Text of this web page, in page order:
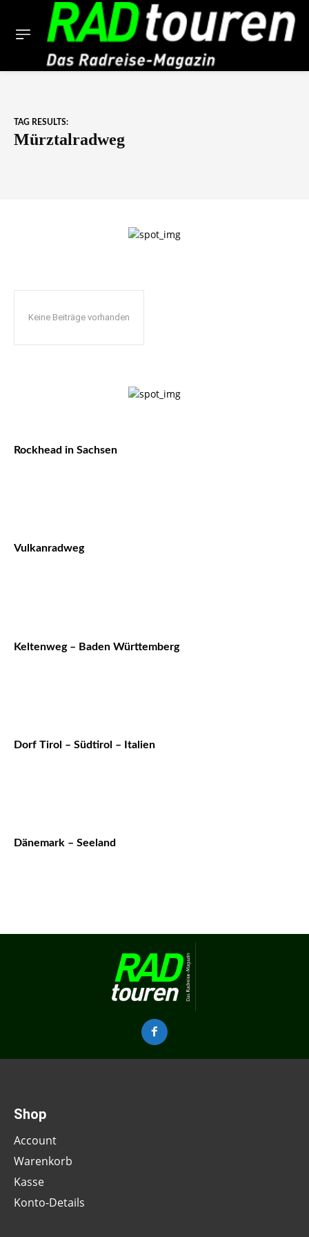
TAG RESULTS:
Mürztalradweg
Keine Beiträge vorhanden
Rockhead in Sachsen
Vulkanradweg
Keltenweg – Baden Württemberg
Dorf Tirol – Südtirol – Italien
Dänemark – Seeland
Shop
Account
Warenkorb
Kasse
Konto-Details